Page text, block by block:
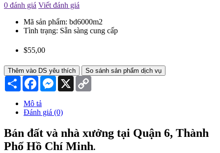
0 đánh giá Viết đánh giá
Mã sản phẩm: bd6000m2
Tình trạng: Sẵn sàng cung cấp
$55,00
Thêm vào DS yêu thích So sánh sản phẩm dịch vụ
Chia
sẻ
FacebookMessenger
X
Mô tả
Đánh giá (0)
Bán đất và nhà xưởng tại Quận 6, Thành
Phố Hồ Chí Minh.